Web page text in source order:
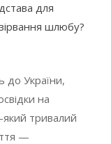
для
шлюбу?
до України,
на
тривалий
—